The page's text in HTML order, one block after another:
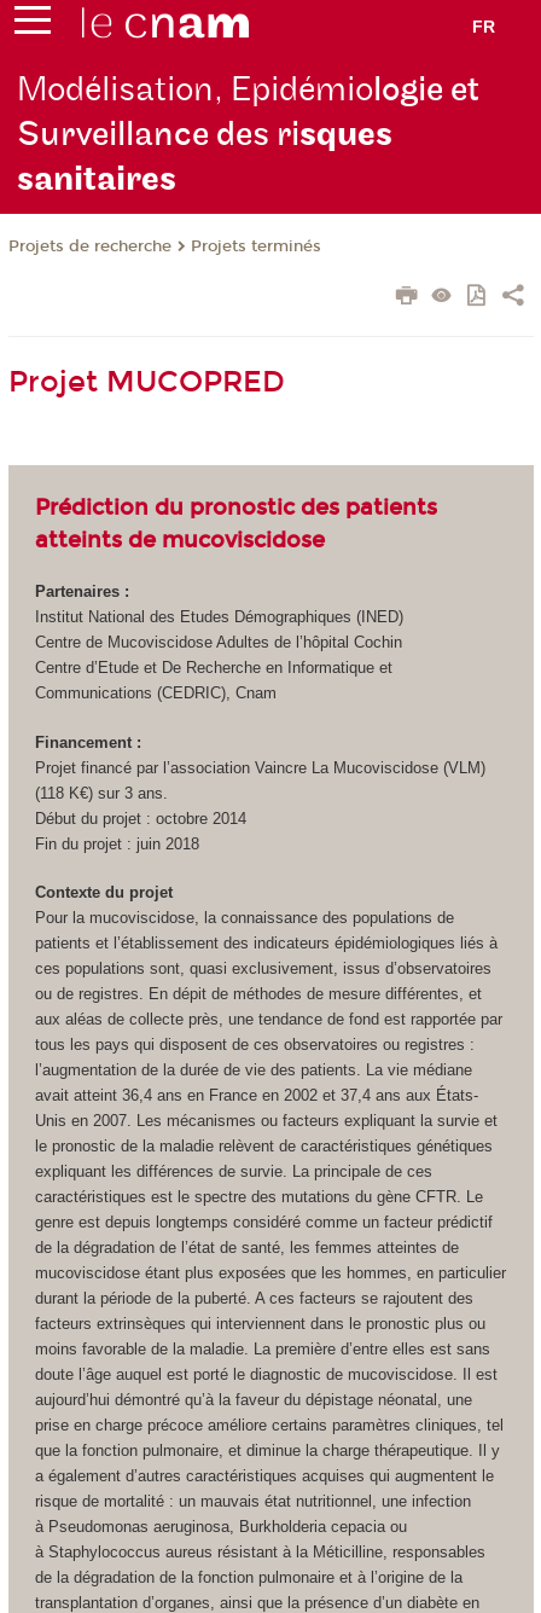
FR
Modélisation, Epidémiologie et
Surveillance des risques
sanitaires
Projets de recherche Projets terminés
Projet MUCOPRED
Prédiction du pronostic des patients
atteints de mucoviscidose
Partenaires :
Institut National des Etudes Démographiques (INED)
Centre de Mucoviscidose Adultes de l’hôpital Cochin
Centre d’Etude et De Recherche en Informatique et
Communications (CEDRIC), Cnam
Financement :
Projet financé par l’association Vaincre La Mucoviscidose (VLM)
(118 K€) sur 3 ans.
Début du projet : octobre 2014
Fin du projet : juin 2018
Contexte du projet
Pour la mucoviscidose, la connaissance des populations de
patients et l’établissement des indicateurs épidémiologiques liés à
ces populations sont, quasi exclusivement, issus d’observatoires
ou de registres. En dépit de méthodes de mesure différentes, et
aux aléas de collecte près, une tendance de fond est rapportée par
tous les pays qui disposent de ces observatoires ou registres :
l’augmentation de la durée de vie des patients. La vie médiane
avait atteint 36,4 ans en France en 2002 et 37,4 ans aux États-
Unis en 2007. Les mécanismes ou facteurs expliquant la survie et
le pronostic de la maladie relèvent de caractéristiques génétiques
expliquant les différences de survie. La principale de ces
caractéristiques est le spectre des mutations du gène CFTR. Le
genre est depuis longtemps considéré comme un facteur prédictif
de la dégradation de l’état de santé, les femmes atteintes de
mucoviscidose étant plus exposées que les hommes, en particulier
durant la période de la puberté. A ces facteurs se rajoutent des
facteurs extrinsèques qui interviennent dans le pronostic plus ou
moins favorable de la maladie. La première d’entre elles est sans
doute l’âge auquel est porté le diagnostic de mucoviscidose. Il est
aujourd’hui démontré qu’à la faveur du dépistage néonatal, une
prise en charge précoce améliore certains paramètres cliniques, tel
que la fonction pulmonaire, et diminue la charge thérapeutique. Il y
a également d’autres caractéristiques acquises qui augmentent le
risque de mortalité : un mauvais état nutritionnel, une infection
à Pseudomonas aeruginosa, Burkholderia cepaciaou
à Staphylococcus aureus résistant à la Méticilline, responsables
de la dégradation de la fonction pulmonaire et à l’origine de la
transplantation d’organes, ainsi que la présence d’un diabète en